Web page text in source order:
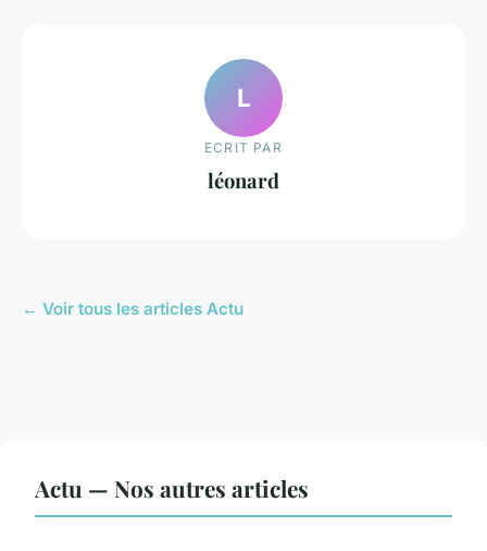
L
ECRIT PAR
léonard
← Voir tous les articles Actu
Actu — Nos autres articles